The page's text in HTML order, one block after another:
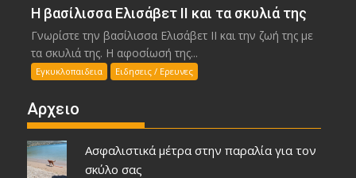
Η βασίλισσα Ελισάβετ II και τα σκυλιά της
Γνωρίστε την βασίλισσα Ελισάβετ II και την ζωή της με
τα σκυλιά της. Η αφοσίωσή της...
Εγκυκλοπαιδεια Ειδησεις / Ερευνες
Αρχειο
Ασφαλιστικά μέτρα στην παραλία για τον
σκύλο σας